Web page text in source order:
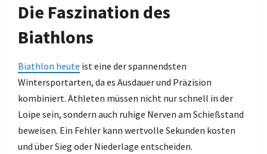
Die Faszination des
Biathlons
Biathlon heute ist eine der spannendsten
Wintersportarten, da es Ausdauer und Präzision
kombiniert. Athleten müssen nicht nur schnell in der
Loipe sein, sondern auch ruhige Nerven am Schießstand
beweisen. Ein Fehler kann wertvolle Sekunden kosten
und über Sieg oder Niederlage entscheiden.